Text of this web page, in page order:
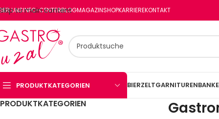
Skip to main content
UNSINFO-CENTERBLOGMAGAZINSHOPKARRIEREKONTAKT
PRODUKTKATEGORIEN BIERZELTGARNITUREN
PRODUKTKATEGORIEN